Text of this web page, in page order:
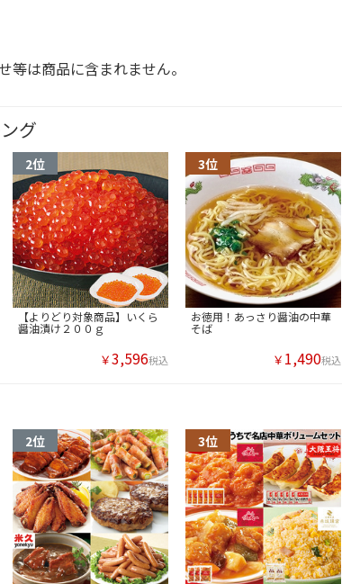
は商品に含まれません。
グ
【よりどり対象商品】いくら
醤油漬け２００ｇ
￥3,596税込
お徳用！あっさり醤油の中華
そば
￥ 1,490税込